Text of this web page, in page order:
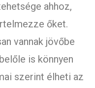
ahhoz,
őket.
vannak jövőbe
is könnyen
szerint élheti az